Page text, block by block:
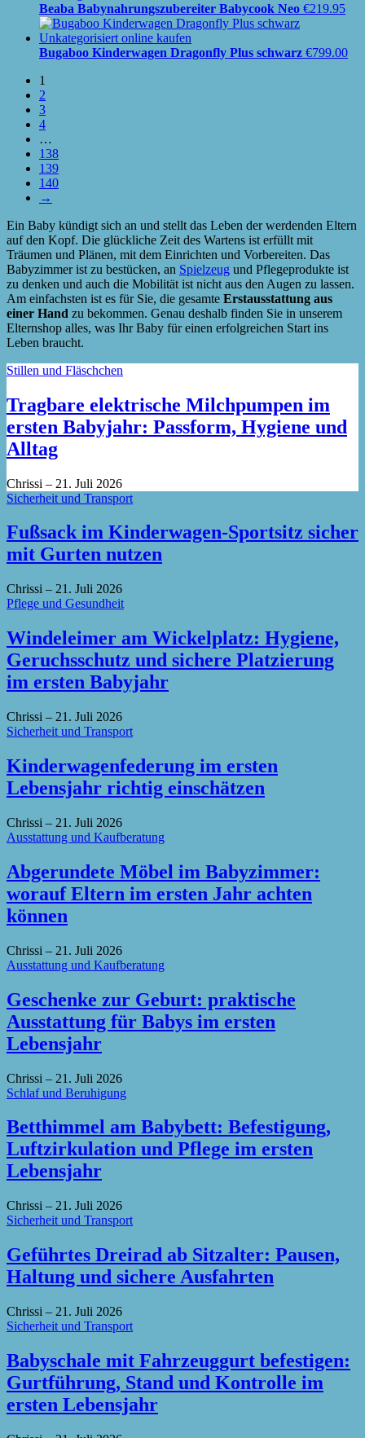
Beaba Babynahrungszubereiter Babycook Neo €219.95
Bugaboo Kinderwagen Dragonfly Plus schwarz €799.00
1
2
3
4
…
138
139
140
→
Ein Baby kündigt sich an und stellt das Leben der werdenden Eltern
auf den Kopf. Die glückliche Zeit des Wartens ist erfüllt mit
Träumen und Plänen, mit dem Einrichten und Vorbereiten. Das
Babyzimmer ist zu bestücken, an Spielzeug und Pflegeprodukte ist
zu denken und auch die Mobilität ist nicht aus den Augen zu lassen.
Am einfachsten ist es für Sie, die gesamte Erstausstattung aus
einer Hand zu bekommen. Genau deshalb finden Sie in unserem
Elternshop alles, was Ihr Baby für einen erfolgreichen Start ins
Leben braucht.
Stillen und Fläschchen
Tragbare elektrische Milchpumpen im
ersten Babyjahr: Passform, Hygiene und
Alltag
Chrissi – 21. Juli 2026
Sicherheit und Transport
Fußsack im Kinderwagen-Sportsitz sicher
mit Gurten nutzen
Chrissi – 21. Juli 2026
Pflege und Gesundheit
Windeleimer am Wickelplatz: Hygiene,
Geruchsschutz und sichere Platzierung
im ersten Babyjahr
Chrissi – 21. Juli 2026
Sicherheit und Transport
Kinderwagenfederung im ersten
Lebensjahr richtig einschätzen
Chrissi – 21. Juli 2026
Ausstattung und Kaufberatung
Abgerundete Möbel im Babyzimmer:
worauf Eltern im ersten Jahr achten
können
Chrissi – 21. Juli 2026
Ausstattung und Kaufberatung
Geschenke zur Geburt: praktische
Ausstattung für Babys im ersten
Lebensjahr
Chrissi – 21. Juli 2026
Schlaf und Beruhigung
Betthimmel am Babybett: Befestigung,
Luftzirkulation und Pflege im ersten
Lebensjahr
Chrissi – 21. Juli 2026
Sicherheit und Transport
Geführtes Dreirad ab Sitzalter: Pausen,
Haltung und sichere Ausfahrten
Chrissi – 21. Juli 2026
Sicherheit und Transport
Babyschale mit Fahrzeuggurt befestigen:
Gurtführung, Stand und Kontrolle im
ersten Lebensjahr